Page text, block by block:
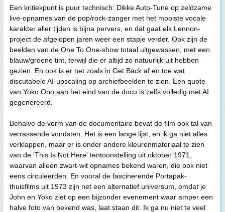
Een kritiekpunt is puur technisch: Dikke Auto-Tune op zeldzame
live-opnames van de pop/rock-zanger met het mooiste vocale
karakter aller tijden is bijna pervers, en dat gaat elk Lennon-
project de afgelopen jaren weer een stapje verder. Ook zijn de
beelden van de One To One-show totaal uitgewassen, met een
blauw/groene tint, terwijl die er altijd zo natuurlijk uit hebben
gezien. En ook is er net zoals in Get Back af en toe wat
discutabele AI-upscaling op archiefbeelden te zien. Een quote
van Yoko Ono aan het eind van de docu is zelfs volledig met AI
gegenereerd.
Behalve de vorm van de documentaire bevat de film ook tal van
verrassende vondsten. Het is een lange lijst, en ik ga niet alles
verklappen, maar er is onder andere kleurenmateriaal te zien
van de 'This Is Not Here' tentoonstelling uit oktober 1971,
waarvan alleen zwart-wit opnames bekend waren, die ook niet
eens circuleerden. En vooral de fascinerende Portapak-
thuisfilms uit 1973 zijn net een alternatief universum, omdat je
John en Yoko ziet op een bijzonder evenement waar amper een
halve foto van bekend was, laat staan dit. Ik ga nu niet te veel